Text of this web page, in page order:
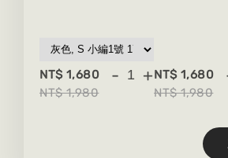
NT$ 1,680
NT$ 1,980
- +NT$ 1,680
NT$ 1,980